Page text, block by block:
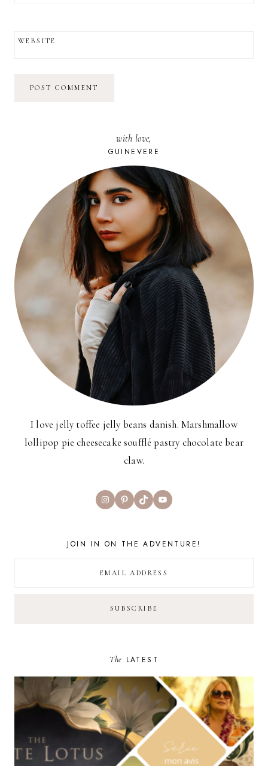
WEBSITE
with love,
GUINEVERE
I love jelly toffee jelly beans danish. Marshmallow
lollipop pie cheesecake soufflé pastry chocolate bear
claw.
InstagramPinterest
TikTokYouTube
JOIN IN ON THE ADVENTURE!
The LATEST